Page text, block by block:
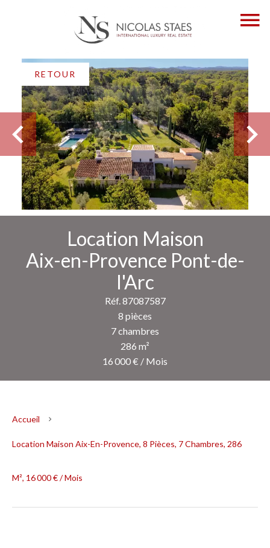
Location Maison
Aix-en-Provence Pont-de-
l'Arc
Réf. 87087587
8 pièces
7 chambres
286 m²
16 000 € / Mois
RETOUR
Accueil
Location Maison Aix-En-Provence, 8 Pièces, 7 Chambres, 286
M², 16 000 € / Mois